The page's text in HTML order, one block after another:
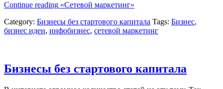
Continue reading «Сетевой маркетинг»
Category: Бизнесы без стартового капитала Tags: Бизнес,
бизнес идеи, инфобизнес, сетевой маркетинг
Бизнесы без стартового капитала